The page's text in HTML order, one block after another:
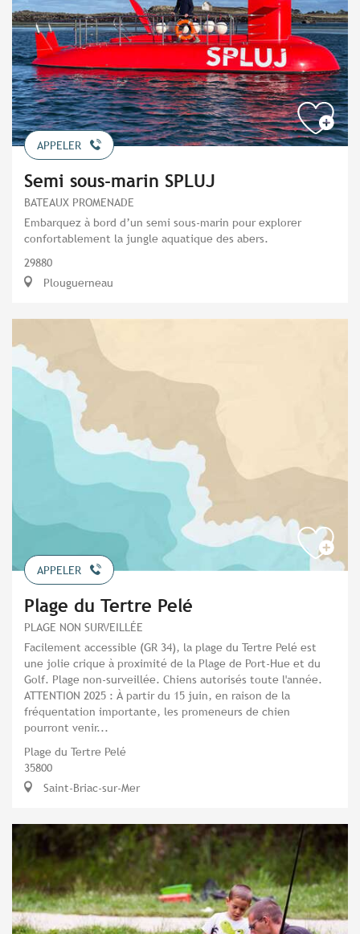
APPELER
Semi sous-marin SPLUJ
BATEAUX PROMENADE
Embarquez à bord d’un semi sous-marin pour explorer
confortablement la jungle aquatique des abers.
29880
Plouguerneau
APPELER
Plage du Tertre Pelé
PLAGE NON SURVEILLÉE
Facilement accessible (GR 34), la plage du Tertre Pelé est
une jolie crique à proximité de la Plage de Port-Hue et du
Golf. Plage non-surveillée. Chiens autorisés toute l'année.
ATTENTION 2025 : À partir du 15 juin, en raison de la
fréquentation importante, les promeneurs de chien
pourront venir...
Plage du Tertre Pelé
35800
Saint-Briac-sur-Mer